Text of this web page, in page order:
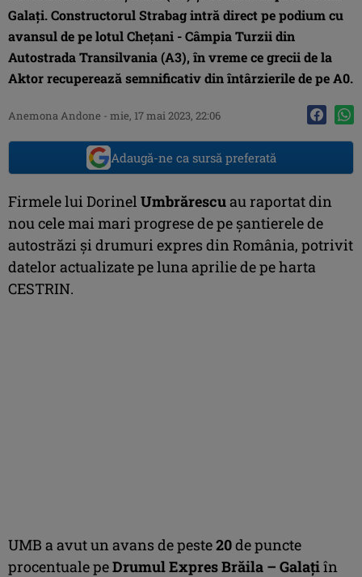
Galați. Constructorul Strabag intră direct pe podium cu
avansul de pe lotul Chețani - Câmpia Turzii din
Autostrada Transilvania (A3), în vreme ce grecii de la
Aktor recuperează semnificativ din întârzierile de pe A0.
Anemona Andone - mie, 17 mai 2023, 22:06
Adaugă-ne ca sursă preferată
Firmele lui Dorinel Umbrărescuau raportat din
nou cele mai mari progrese de pe șantierele de
autostrăzi și drumuri expres din România, potrivit
datelor actualizate pe luna aprilie de pe harta
CESTRIN.
UMB a avut un avans de peste20de puncte
procentuale peDrumul Expres Brăila – Galațiîn